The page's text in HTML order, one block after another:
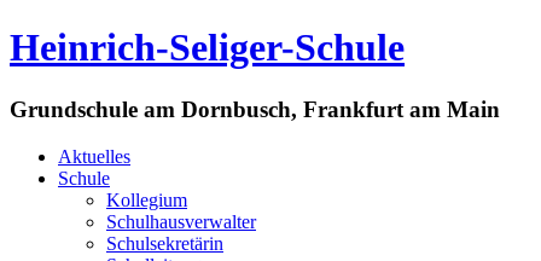
Heinrich-Seliger-Schule
Grundschule am Dornbusch, Frankfurt am Main
Aktuelles
Schule
Kollegium
Schulhausverwalter
Schulsekretärin